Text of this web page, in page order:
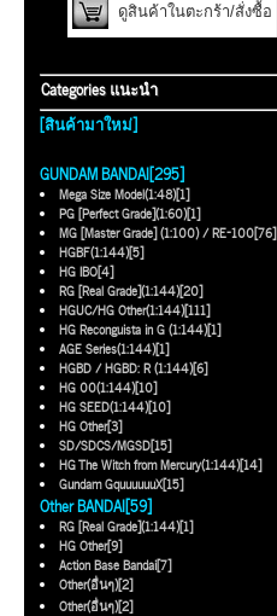
ดูสินค้าในตะกร้า/สั่งซื้อ
Categories แนะนำ
[สินค้ามาใหม่]
GUNDAM BANDAI[295]
Mega Size Model(1:48)[1]
PG [Perfect Grade](1:60)[1]
MG [Master Grade] (1:100) / RE-100[76]
HGBF(1:144)[5]
HG IBO[4]
RG [Real Grade](1:144)[20]
HGUC/HG Other(1:144)[111]
HG Reconguista in G (1:144)[1]
AGE Series(1:144)[1]
HGBD / HGBD: R (1:144)[6]
HG 00(1:144)[10]
HG SEED(1:144)[10]
HG Other[3]
SD/SDCS/MGSD[15]
HG The Witch from Mercury(1:144)[14]
Gundam GquuuuuuX[15]
Other BANDAI[59]
RG [Real Grade](1:144)[1]
HG Other[9]
Action Base Bandai[7]
Other(อื่นๆ)[2]
Other(อื่นๆ)[2]